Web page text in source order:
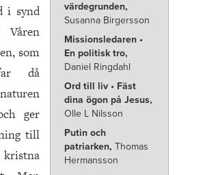
värdegrunden,
Susanna Birgersson
Missionsledaren •
En politisk tro,
Daniel Ringdahl
Ord till liv • Fäst
dina ögon på Jesus,
Olle L Nilsson
Putin och
patriarken, Thomas
Hermansson
i synd
Våren
som
då
ger
till